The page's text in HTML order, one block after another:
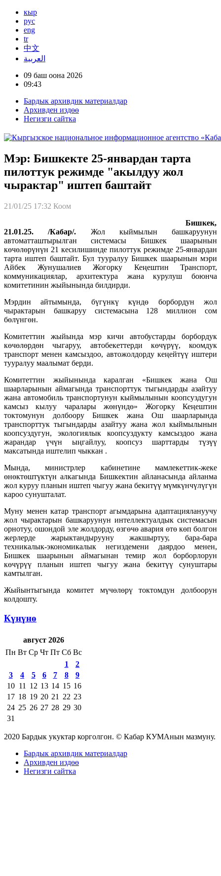
кыр
рус
eng
tr
中文
العربية
09 баш оона 2026
09:43
Бардык архивдик материалдар
Архивден издөө
Негизги сайтка
Мэр: Бишкекте 25-январдан тарта
пилоттук режимде "акылдуу жол
чырактар" иштеп баштайт
21/01/25 17:32 Коом
Бишкек,
21.01.25. /Кабар/. Жол кыймылын башкаруунун
автоматташтырылган системасы Бишкек шаарынын
көчөлөрүнүн 21 кесилишинде пилоттук режимде 25-январдан
тарта иштеп баштайт. Бул тууралуу Бишкек шаарынын мэри
Айбек Жунушалиев Жогорку Кеңештин Транспорт,
коммуникациялар, архитектура жана курулуш боюнча
комитетинин жыйынында билдирди.
Мэрдин айтымында, бүгүнкү күндө борбордун жол
чырактарын башкаруу системасына 128 миллион сом
бөлүнгөн.
Комитеттин жыйында мэр кичи автобустарды борбордук
көчөлөрдөн чыгаруу, автобекеттерди көчүрүү, коомдук
транспорт менен камсыздоо, автожолдорду кеңейтүү иштери
тууралуу маалымат берди.
Комитеттин жыйынында каралган «Бишкек жана Ош
шаарларынын аймагында транспорттук тыгындарды азайтуу
жана автомобиль транспортунун кыймылынын коопсуздугун
камсыз кылуу чаралары жөнүндө» Жогорку Кеңештин
токтомунун долбоору Бишкек жана Ош шаарларында
транспорттук тыгындарды азайтуу жана жол кыймылынын
коопсуздугун, экологиялык коопсуздукту камсыздоо жана
жарандар үчүн ыңгайлуу, коопсуз шарттарды түзүү
максатында иштелип чыккан .
Мында, министрлер кабинетине мамлекеттик-жеке
өнөктөштүктүн алкагында Бишкектин айланасында айланма
жол куруу планын иштеп чыгуу жана бекитүү мүмкүнчүлүгүн
кароо сунушталат.
Муну менен катар транспорт агымдарына адаптациялануучу
жол чырактарын башкаруунун интеллектуалдык системасын
орнотуу, ошондой эле жолдорду, өзгөчө авария өтө көп болгон
жерлерде жарыктандырууну жакшыртуу, бара-бара
техникалык-экономикалык негиздемени даярдоо менен,
Бишкек шаарынын аймагынан темир жол борборлорун
көчүрүү планын иштеп чыгуу жана бекитүү сунуштары
камтылган.
Жыйынтыгында комитет мүчөлөрү токтомдун долбоорун
колдошту.
Күнүнө
август 2026
Пн Вт Ср Чт Пт Сб Вс
1
2
3
4 5 6 7 8
9
10 11 12 13 14 15 16
17 18 19 20 21 22 23
24 25 26 27 28 29 30
31
2020 Бардык укуктар корголгон. © Кабар КУМАнын мазмуну.
Бардык архивдик материалдар
Архивден издөө
Негизги сайтка